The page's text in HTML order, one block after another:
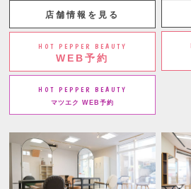
店舗情報を見る
HOT PEPPER BEAUTY
WEB予約
HOT PEPPER BEAUTY
マツエク WEB予約